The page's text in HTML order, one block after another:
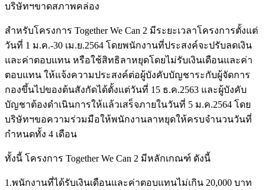
บริษัทฯขาดสภาพคล่อง
สำหรับโครงการ Together We Can 2 มีระยะเวลาโครงการตั้งแต่
วันที่ 1 ม.ค.-30 เม.ย.2564 โดยพนักงานที่ประสงค์จะปรับลดเงิน
และค่าตอบแทน หรือใช้สิทธิลาหยุดโดยไม่รับเงินเดือนและค่า
ตอบแทน ให้แจ้งความประสงค์ต่อผู้บังคับบัญชาระกับผู้จัดการ
กองขึ้นไปของต้นสังกัดได้ตั้งแต่วันที่ 15 ธ.ค.2563 และผู้บังคับ
บัญชาต้องดำเนินการให้แล้วเสร็จภายในวันที่ 5 ม.ค.2564 โดย
บริษัทฯขอความร่วมมือให้พนักงานลาหยุดให้ครบจำนวนวันที่
กำหนดทั้ง 4 เดือน
ทั้งนี้ โครงการ Together We Can 2 มีหลักเกณฑ์ ดังนี้
1.พนักงานที่ได้รับเงินเดือนและค่าตอบแทนไม่เกิน 20,000 บาท